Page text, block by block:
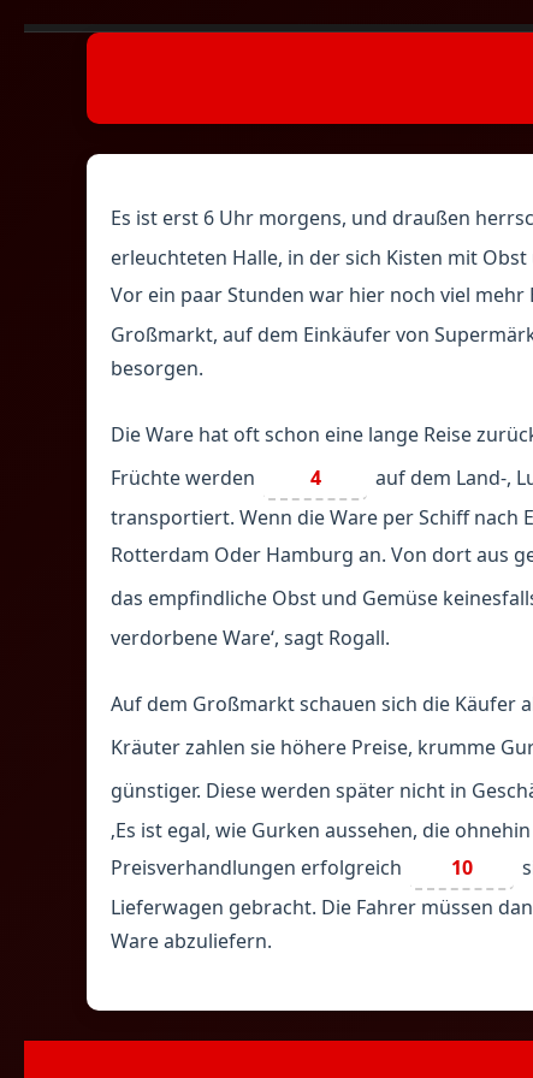
Es ist erst 6 Uhr morgens, und draußen
erleuchteten Halle, in der sich Kisten mit
Vor ein paar Stunden war hier noch viel mehr
Großmarkt, auf dem Einkäufer von
besorgen.
Die Ware hat oft schon eine lange Reise
Früchte werden
4
auf dem Land-,
transportiert. Wenn die Ware per Schiff nach
Rotterdam Oder Hamburg an. Von dort aus
das empfindliche Obst und Gemüse
verdorbene Ware‘, sagt Rogall.
Auf dem Großmarkt schauen sich die Käufer
Kräuter zahlen sie höhere Preise, krumme
günstiger. Diese werden später nicht in
‚Es ist egal, wie Gurken aussehen, die
Preisverhandlungen erfolgreich
10
Lieferwagen gebracht. Die Fahrer müssen
Ware abzuliefern.